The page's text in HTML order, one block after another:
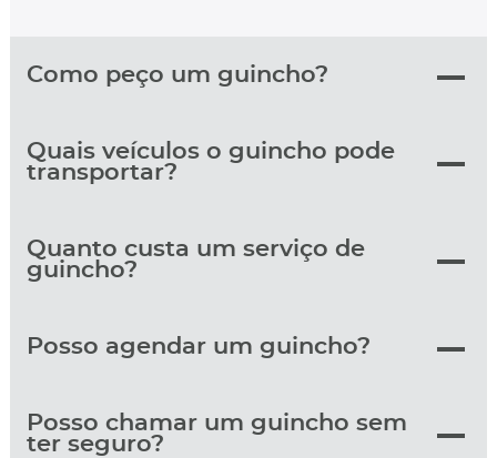
Como peço um guincho?
Quais veículos o guincho pode
transportar?
Quanto custa um serviço de
guincho?
Posso agendar um guincho?
Posso chamar um guincho sem
ter seguro?